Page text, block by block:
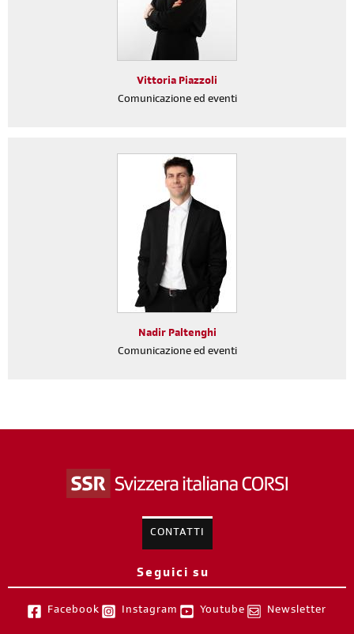
Vittoria Piazzoli
Comunicazione ed eventi
Nadir Paltenghi
Comunicazione ed eventi
CONTATTI
Seguici su
Facebook Instagram Youtube Newsletter